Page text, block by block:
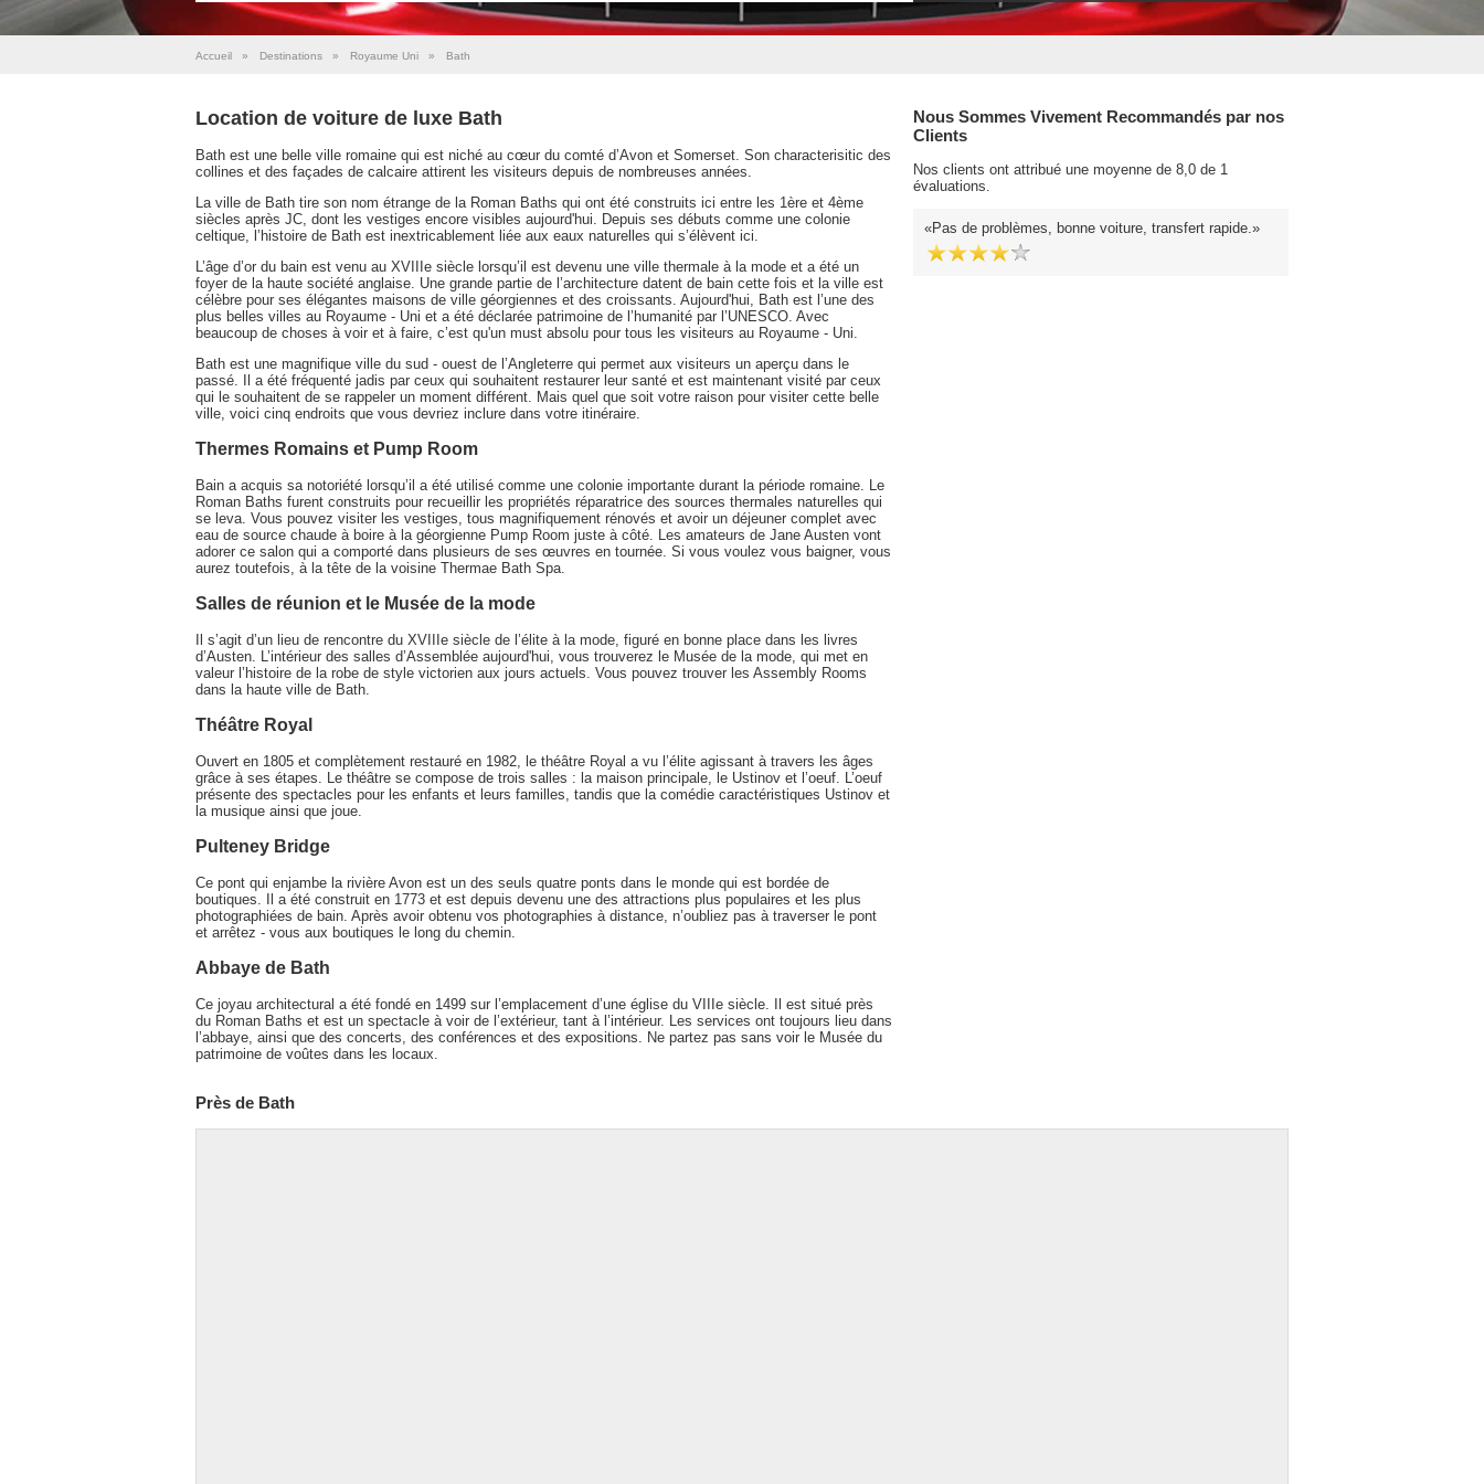
Accueil » Destinations » Royaume Uni » Bath
Location de voiture de luxe Bath
Bath est une belle ville romaine qui est niché au cœur du comté d’Avon et Somerset. Son characterisitic des
collines et des façades de calcaire attirent les visiteurs depuis de nombreuses années.
La ville de Bath tire son nom étrange de la Roman Baths qui ont été construits ici entre les 1ère et 4ème
siècles après JC, dont les vestiges encore visibles aujourd'hui. Depuis ses débuts comme une colonie
celtique, l’histoire de Bath est inextricablement liée aux eaux naturelles qui s’élèvent ici.
L’âge d’or du bain est venu au XVIIIe siècle lorsqu’il est devenu une ville thermale à la mode et a été un
foyer de la haute société anglaise. Une grande partie de l’architecture datent de bain cette fois et la ville est
célèbre pour ses élégantes maisons de ville géorgiennes et des croissants. Aujourd'hui, Bath est l’une des
plus belles villes au Royaume - Uni et a été déclarée patrimoine de l’humanité par l’UNESCO. Avec
beaucoup de choses à voir et à faire, c’est qu'un must absolu pour tous les visiteurs au Royaume - Uni.
Bath est une magnifique ville du sud - ouest de l’Angleterre qui permet aux visiteurs un aperçu dans le
passé. Il a été fréquenté jadis par ceux qui souhaitent restaurer leur santé et est maintenant visité par ceux
qui le souhaitent de se rappeler un moment différent. Mais quel que soit votre raison pour visiter cette belle
ville, voici cinq endroits que vous devriez inclure dans votre itinéraire.
Thermes Romains et Pump Room
Bain a acquis sa notoriété lorsqu’il a été utilisé comme une colonie importante durant la période romaine. Le
Roman Baths furent construits pour recueillir les propriétés réparatrice des sources thermales naturelles qui
se leva. Vous pouvez visiter les vestiges, tous magnifiquement rénovés et avoir un déjeuner complet avec
eau de source chaude à boire à la géorgienne Pump Room juste à côté. Les amateurs de Jane Austen vont
adorer ce salon qui a comporté dans plusieurs de ses œuvres en tournée. Si vous voulez vous baigner, vous
aurez toutefois, à la tête de la voisine Thermae Bath Spa.
Salles de réunion et le Musée de la mode
Il s’agit d’un lieu de rencontre du XVIIIe siècle de l’élite à la mode, figuré en bonne place dans les livres
d’Austen. L’intérieur des salles d’Assemblée aujourd'hui, vous trouverez le Musée de la mode, qui met en
valeur l’histoire de la robe de style victorien aux jours actuels. Vous pouvez trouver les Assembly Rooms
dans la haute ville de Bath.
Théâtre Royal
Ouvert en 1805 et complètement restauré en 1982, le théâtre Royal a vu l’élite agissant à travers les âges
grâce à ses étapes. Le théâtre se compose de trois salles : la maison principale, le Ustinov et l’oeuf. L’oeuf
présente des spectacles pour les enfants et leurs familles, tandis que la comédie caractéristiques Ustinov et
la musique ainsi que joue.
Pulteney Bridge
Ce pont qui enjambe la rivière Avon est un des seuls quatre ponts dans le monde qui est bordée de
boutiques. Il a été construit en 1773 et est depuis devenu une des attractions plus populaires et les plus
photographiées de bain. Après avoir obtenu vos photographies à distance, n’oubliez pas à traverser le pont
et arrêtez - vous aux boutiques le long du chemin.
Abbaye de Bath
Ce joyau architectural a été fondé en 1499 sur l’emplacement d’une église du VIIIe siècle. Il est situé près
du Roman Baths et est un spectacle à voir de l’extérieur, tant à l’intérieur. Les services ont toujours lieu dans
l’abbaye, ainsi que des concerts, des conférences et des expositions. Ne partez pas sans voir le Musée du
patrimoine de voûtes dans les locaux.
Nous Sommes Vivement Recommandés par nos
Clients
Nos clients ont attribué une moyenne de 8,0 de 1
évaluations.
Pas de problèmes, bonne voiture, transfert rapide.
Près de Bath